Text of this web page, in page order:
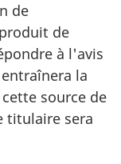
de
de
à l'avis
la
source de
titulaire sera